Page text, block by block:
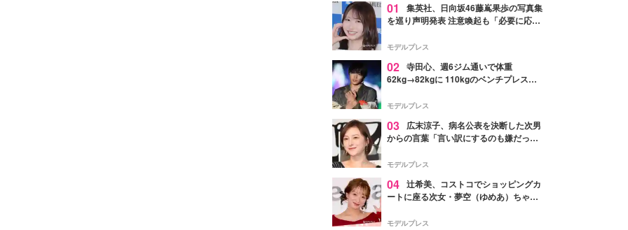
すヒントや、2人が感動した夏の
生理の新常識にも迫りました。
01
集英社、日向坂46藤嶌果歩の写真集
を巡り声明発表 注意喚起も「必要に応じ
モデルプレス
02 寺田心、週6ジム通いで体重
62kg→82kgに 110kgのベンチプレス持
「かっこいい」と反響
モデルプレス
03
広末涼子、病名公表を決断した次男
からの言葉「言い訳にするのも嫌だっ
モデルプレス
04 辻希美、コストコでショッピングカ
ートに座る次女・夢空（ゆめあ）ちゃん
ぎ」「成長を感じる」の声
モデルプレス